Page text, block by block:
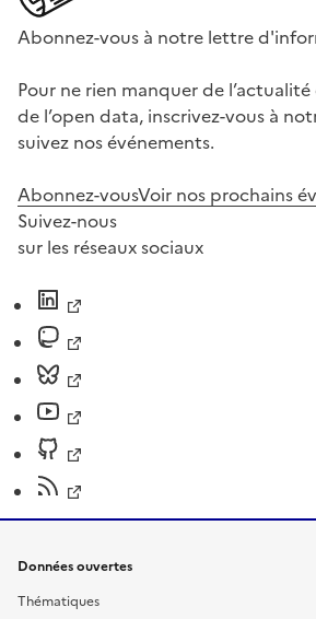
Abonnez-vous à notre lettre
Pour ne rien manquer de
de l’open data, inscrivez-vous à
suivez nos événements.
Abonnez-vousVoir nos prochains
Suivez-nous
sur les réseaux sociaux
Données ouvertes
Thématiques